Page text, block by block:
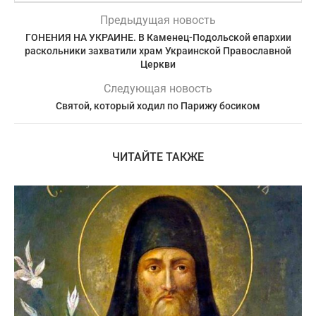
Предыдущая новость
ГОНЕНИЯ НА УКРАИНЕ. В Каменец-Подольской епархии
раскольники захватили храм Украинской Православной
Церкви
Следующая новость
Святой, который ходил по Парижу босиком
ЧИТАЙТЕ ТАКЖЕ